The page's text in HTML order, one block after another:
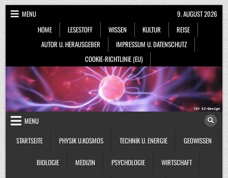
Skip
to
content
MENU
HOME
LESESTOFF WISSEN KULTUR
REISE
AUTOR U. HERAUSGEBER
IMPRESSUM U. DATENSCHUTZ
COOKIE-RICHTLINIE (EU)
9. AUGUST 2026
MENU
STARTSEITE
PHYSIK U.KOSMOS TECHNIK U. ENERGIE GEOWISSEN
BIOLOGIE MEDIZIN PSYCHOLOGIE WIRTSCHAFT